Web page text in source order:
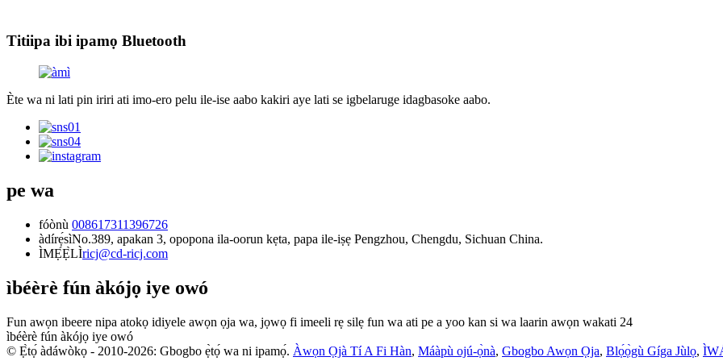
Titiipa ibi ipamọ Bluetooth
Ète wa ni lati pin iriri ati imo-ero pelu ile-ise aabo kakiri aye lati se igbelaruge idagbasoke aabo.
pe wa
fóònù 008617311396726
àdírẹ́sìNo.389, apakan 3, opopona ila-oorun kẹta, papa ile-iṣẹ Pengzhou, Chengdu, Sichuan China.
ÌMẸ́Ẹ̀LÌricj@cd-ricj.com
ìbéèrè fún àkójọ iye owó
Fun awọn ibeere nipa atokọ idiyele awọn ọja wa, jọwọ fi imeeli rẹ silẹ fun wa ati pe a yoo kan si wa laarin awọn wakati 24
ìbéèrè fún àkójọ iye owó
© Ẹ̀tọ́ àdáwòkọ - 2010-2026: Gbogbo ẹ̀tọ́ wa ni ipamọ́. Àwọn Ọjà Tí A Fi Hàn, Máàpù ojú-ọ̀nà, Gbogbo Awọn Ọja, Blọ́ọ̀gù Gíga Jùlọ,